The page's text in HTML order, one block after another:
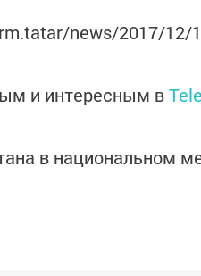
news/2017/12/
и интересным в
в национальном